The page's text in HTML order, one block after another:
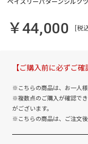
￥44,000 [税
【ご購入前に必ずご確
※こちらの商品は、お一人様
※複数点のご購入が確認で
がございます。
※こちらの商品は、ご注文